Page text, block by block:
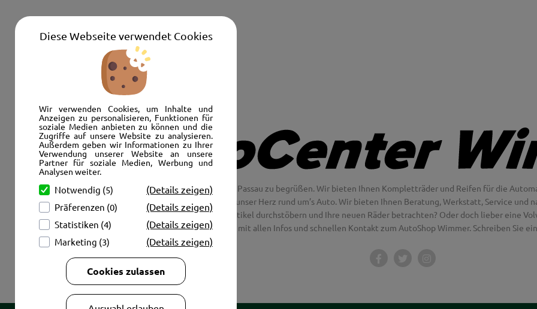
Diese Webseite verwendet Cookies
Wir verwenden Cookies, um Inhalte und
Anzeigen zu personalisieren, Funktionen für
soziale Medien anbieten zu können und die
Zugriffe auf unsere Website zu analysieren.
Außerdem geben wir Informationen zu Ihrer
Verwendung unserer Website an unsere
Partner für soziale Medien, Werbung und
Analysen weiter.
Notwendig (5) (Details zeigen)
Präferenzen (0) (Details zeigen)
Statistiken (4) (Details zeigen)
Marketing (3) (Details zeigen)
Cookies zulassen
9:00 Uhr - 12:00 Uhr
Senden Sie uns eine E-Mail:
info@autoshop-wimmer.de
Wir freuen uns, Sie im AutoShop Wimmer in Passau zu begrüßen. Wir bieten Ihnen Kompletträder und Reifen für die
Jaguar und Citroen. Hier in Passau schlägt unser Herz rund um’s Auto. Wir bieten Ihnen Beratung, Werkstatt, Service
Couch aus unsere Räder und Merchandise Artikel durchstöbern und Ihre neuen Räder betrachten? Oder doch lieber eine
tolle Fotos mit allen Infos und schnellen Kontakt zum AutoShop Wimmer. Schreiben Sie